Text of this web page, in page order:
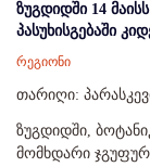
ზუგდიდში 14
პასუხისგებაში
რეგიონი
თარიღი:
ზუგდიდში,
მომხდარი